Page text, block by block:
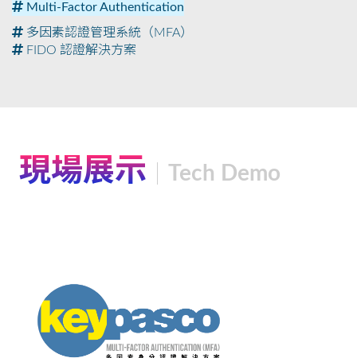
Multi-Factor Authentication
多因素認證管理系統（MFA）
FIDO 認證解決方案
現場展示 Tech Demo